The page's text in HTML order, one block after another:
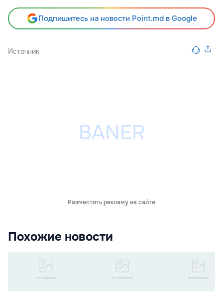
Подпишитесь на новости Point.md в Google
Источник
Разместить рекламу на сайте
Похожие новости